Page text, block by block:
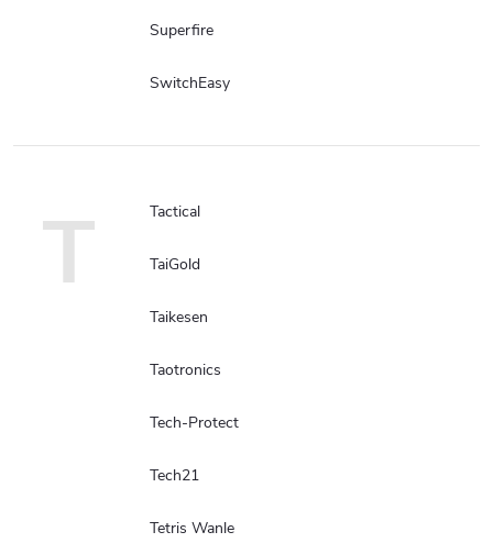
Superfire
SwitchEasy
T Tactical
TaiGold
Taikesen
Taotronics
Tech-Protect
Tech21
Tetris Wanle